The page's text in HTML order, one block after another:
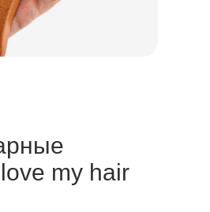
my hair